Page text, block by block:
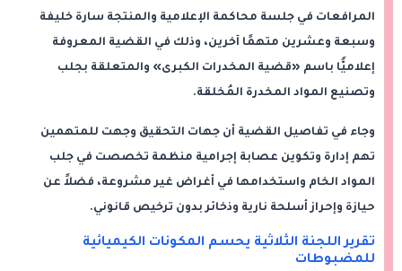
المرافعات في جلسة محاكمة الإعلامية والمنتجة سارة خليفة
وسبعة وعشرين متهمًا آخرين، وذلك في القضية المعروفة
إعلاميًّا باسم «قضية المخدرات الكبرى» والمتعلقة بجلب
وتصنيع المواد المخدرة المُخلقة.
وجاء في تفاصيل القضية أن جهات التحقيق وجهت للمتهمين
تهم إدارة وتكوين عصابة إجرامية منظمة تخصصت في جلب
المواد الخام واستخدامها في أغراض غير مشروعة، فضلاً عن
حيازة وإحراز أسلحة نارية وذخائر بدون ترخيص قانوني.
تقرير اللجنة الثلاثية يحسم المكونات الكيميائية
للمضبوطات